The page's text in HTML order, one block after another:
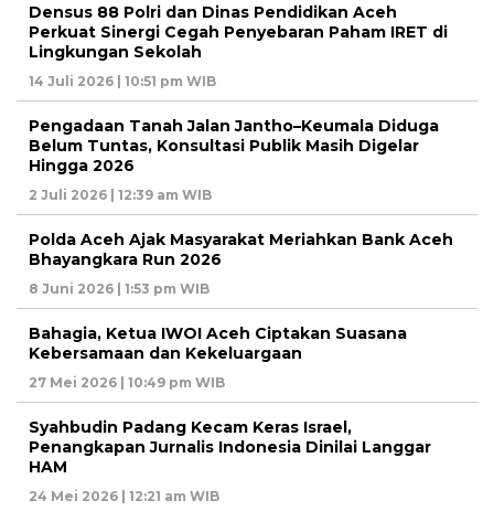
Densus 88 Polri dan Dinas Pendidikan Aceh
Perkuat Sinergi Cegah Penyebaran Paham IRET di
Lingkungan Sekolah
14 Juli 2026 | 10:51 pm WIB
Pengadaan Tanah Jalan Jantho–Keumala Diduga
Belum Tuntas, Konsultasi Publik Masih Digelar
Hingga 2026
2 Juli 2026 | 12:39 am WIB
Polda Aceh Ajak Masyarakat Meriahkan Bank Aceh
Bhayangkara Run 2026
8 Juni 2026 | 1:53 pm WIB
Bahagia, Ketua IWOI Aceh Ciptakan Suasana
Kebersamaan dan Kekeluargaan
27 Mei 2026 | 10:49 pm WIB
Syahbudin Padang Kecam Keras Israel,
Penangkapan Jurnalis Indonesia Dinilai Langgar
HAM
24 Mei 2026 | 12:21 am WIB